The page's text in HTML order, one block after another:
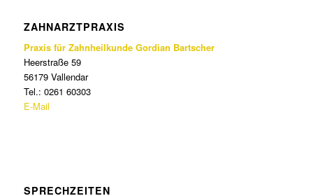
ZAHNARZTPRAXIS
Praxis für Zahnheilkunde Gordian Bartscher
Heerstraße 59
56179 Vallendar
Tel.: 0261 60303
E-Mail
SPRECHZEITEN